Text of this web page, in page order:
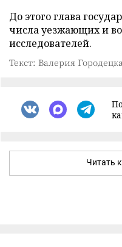
До этого глава
числа уезжающих и
исследователей.
Текст: Валерия
Читать